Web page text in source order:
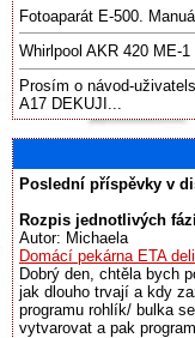
Fotoaparát E-500.
Whirlpool AKR 420 ME-
Prosím o návod-
A17 DEKUJI...
Poslední příspěvky v
Rozpis jednotlivých
Autor: Michaela
Domácí pekárna ETA
Dobrý den, chtěla bych
jak dlouho trvají a kdy
programu rohlík/ bulka
vytvarovat a pak